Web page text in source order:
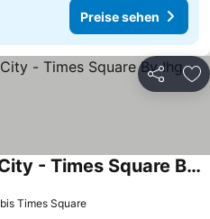
Preise sehen
Teilen
Holiday Inn New York City - Times Square By Ihg
Times Square